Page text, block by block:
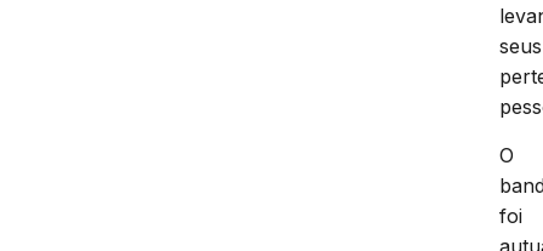
seus
O
foi